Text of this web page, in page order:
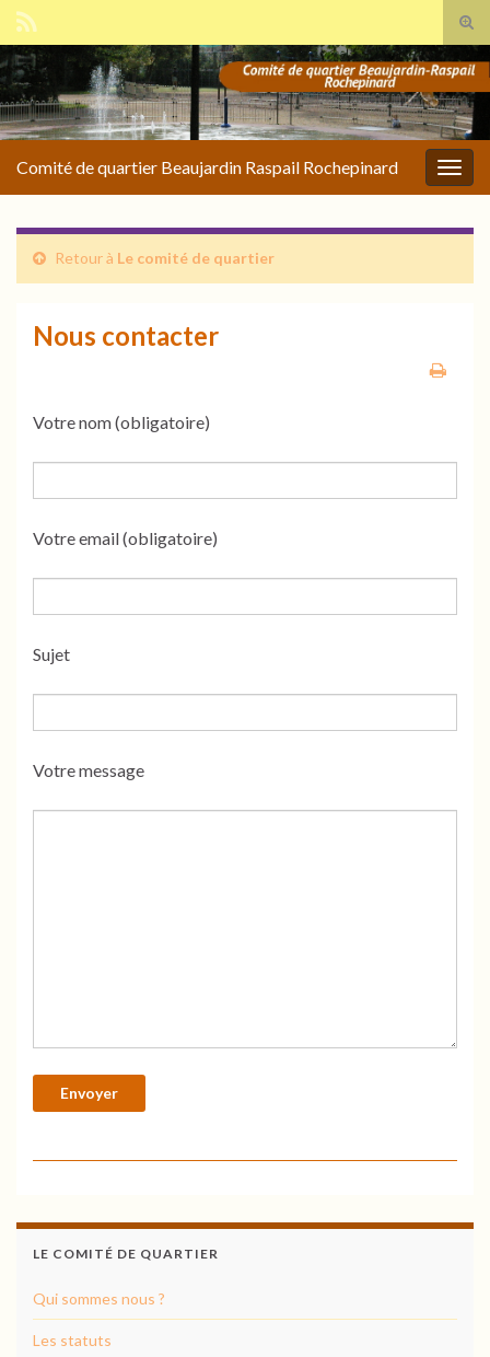
Search for:
Comité de quartier Beaujardin Raspail Rochepinard
Retour à Le comité de quartier
Nous contacter
Votre nom (obligatoire)
Votre email (obligatoire)
Sujet
Votre message
LE COMITÉ DE QUARTIER
Qui sommes nous ?
Les statuts